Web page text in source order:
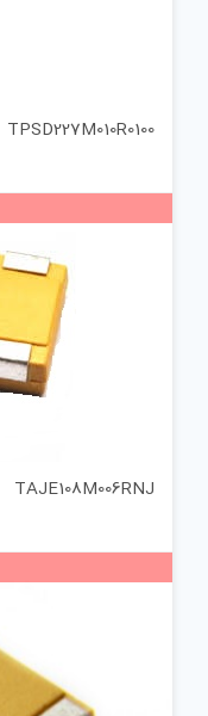
TPSD227M010R0100
TAJE108M006RNJ